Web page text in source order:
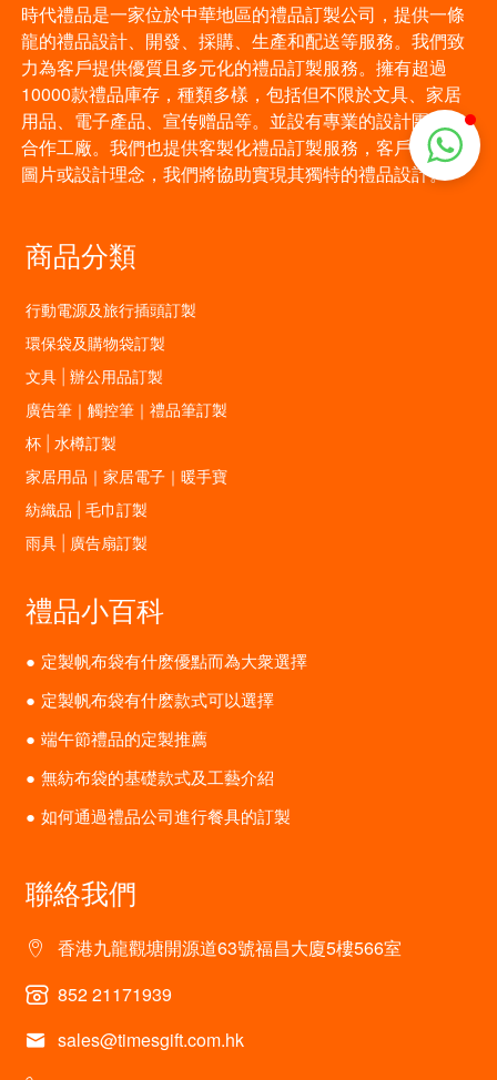
時代禮品是一家位於中華地區的禮品訂製公司，提供一條
龍的禮品設計、開發、採購、生產和配送等服務。我們致
力為客戶提供優質且多元化的禮品訂製服務。擁有超過
10000款禮品庫存，種類多樣，包括但不限於文具、家居
用品、電子產品、宣传赠品等。並設有專業的設計團隊和
合作工廠。我們也提供客製化禮品訂製服務，客戶可提供
圖片或設計理念，我們將協助實現其獨特的禮品設計。
商品分類
行動電源及旅行插頭訂製
環保袋及購物袋訂製
文具 | 辦公用品訂製
廣告筆｜觸控筆｜禮品筆訂製
杯 | 水樽訂製
家居用品｜家居電子｜暖手寶
紡織品 | 毛巾訂製
雨具 | 廣告扇訂製
禮品小百科
定製帆布袋有什麽優點而為大衆選擇
定製帆布袋有什麽款式可以選擇
端午節禮品的定製推薦
無紡布袋的基礎款式及工藝介紹
如何通過禮品公司進行餐具的訂製
聯絡我們
香港九龍觀塘開源道63號福昌大廈5樓566室
852 21171939
sales@timesgift.com.hk